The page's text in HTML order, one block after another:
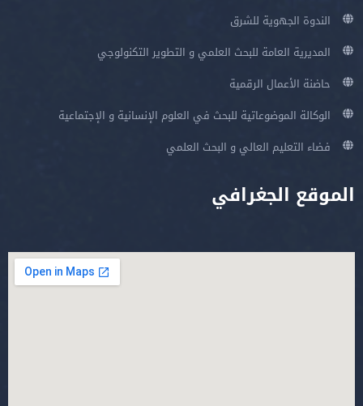
الندوة الجهوية للشرق
المديرية العامة للبحث العلمي و التطوير التكنولوجي
حاضنة الأعمال الرقمية
الوكالة الموضوعاتية للبحث في العلوم الإنسانية و الإجتماعية
فضاء التعليم العالي و البحث العلمي
الموقع الجغرافي